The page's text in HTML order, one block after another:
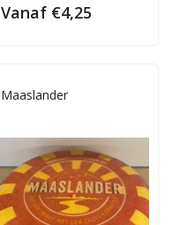
Vanaf €4,25
Maaslander